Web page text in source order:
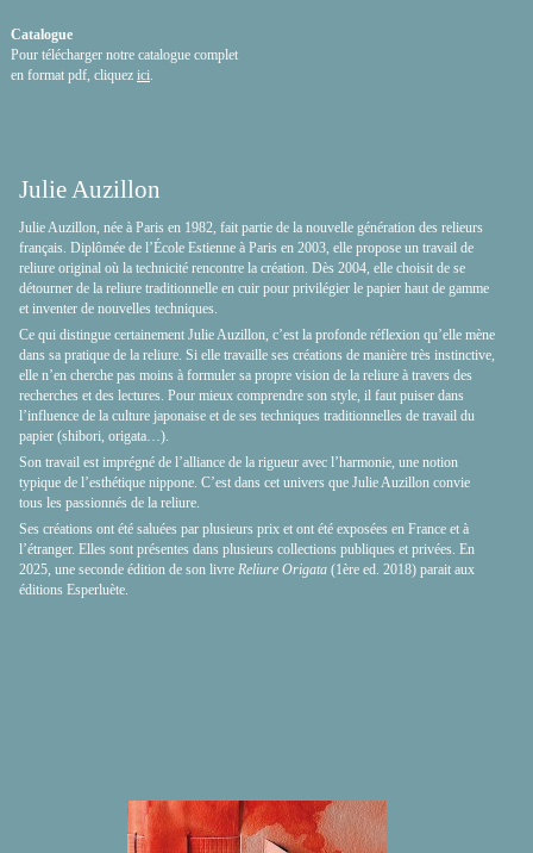
Catalogue
Pour télécharger notre catalogue complet
en format pdf, cliquez ici
Julie Auzillon
Julie Auzillon, née à Paris en 1982, fait partie de la nouvelle génération des relieurs
français. Diplômée de l’École Estienne à Paris en 2003, elle propose un travail de
reliure original où la technicité rencontre la création. Dès 2004, elle choisit de se
détourner de la reliure traditionnelle en cuir pour privilégier le papier haut de gamme
et inventer de nouvelles techniques.
Ce qui distingue certainement Julie Auzillon, c’est la profonde réflexion qu’elle mène
dans sa pratique de la reliure. Si elle travaille ses créations de manière très instinctive,
elle n’en cherche pas moins à formuler sa propre vision de la reliure à travers des
recherches et des lectures. Pour mieux comprendre son style, il faut puiser dans
l’influence de la culture japonaise et de ses techniques traditionnelles de travail du
papier (shibori, origata…).
Son travail est imprégné de l’alliance de la rigueur avec l’harmonie, une notion
typique de l’esthétique nippone. C’est dans cet univers que Julie Auzillon convie
tous les passionnés de la reliure.
Ses créations ont été saluées par plusieurs prix et ont été exposées en France et à
l’étranger. Elles sont présentes dans plusieurs collections publiques et privées. En
2025, une seconde édition de son livre Reliure Origata (1ère ed. 2018) parait aux
éditions Esperluète.